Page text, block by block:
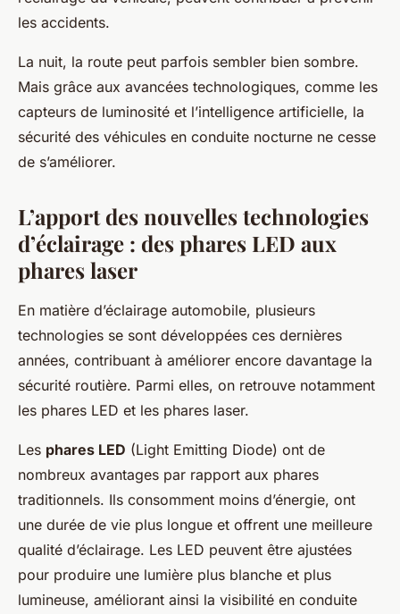
les accidents.
La nuit, la route peut parfois sembler bien sombre.
Mais grâce aux avancées technologiques, comme les
capteurs de luminosité et l’intelligence artificielle, la
sécurité des véhicules en conduite nocturne ne cesse
de s’améliorer.
L’apport des nouvelles technologies
d’éclairage : des phares LED aux
phares laser
En matière d’éclairage automobile, plusieurs
technologies se sont développées ces dernières
années, contribuant à améliorer encore davantage la
sécurité routière. Parmi elles, on retrouve notamment
les phares LED et les phares laser.
Les phares LED (Light Emitting Diode) ont de
nombreux avantages par rapport aux phares
traditionnels. Ils consomment moins d’énergie, ont
une durée de vie plus longue et offrent une meilleure
qualité d’éclairage. Les LED peuvent être ajustées
pour produire une lumière plus blanche et plus
lumineuse, améliorant ainsi la visibilité en conduite